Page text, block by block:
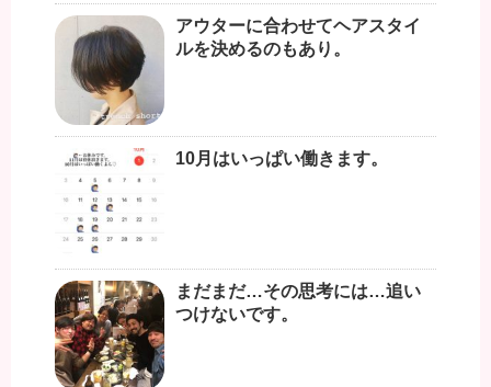
アウターに合わせてヘアスタイ
ルを決めるのもあり。
10月はいっぱい働きます。
まだまだ…その思考には…追い
つけないです。